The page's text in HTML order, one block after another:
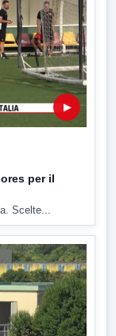
▶
per il
Scelte...